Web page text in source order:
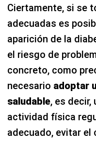
Ciertamente, si se
adecuadas es
aparición de la
el riesgo de
concreto, como
necesario adoptar
saludable, es decir,
actividad física
adecuado, evitar el